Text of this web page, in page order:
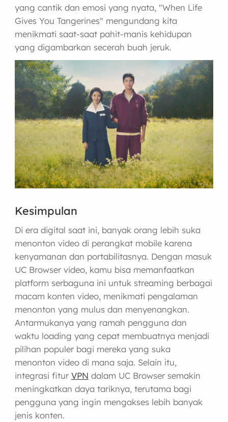
yang cantik dan emosi yang nyata, "When Life
Gives You Tangerines" mengundang kita
menikmati saat-saat pahit-manis kehidupan
yang digambarkan secerah buah jeruk.
Kesimpulan
Di era digital saat ini, banyak orang lebih suka
menonton video di perangkat mobile karena
kenyamanan dan portabilitasnya. Dengan masuk
UC Browser video, kamu bisa memanfaatkan
platform serbaguna ini untuk streaming berbagai
macam konten video, menikmati pengalaman
menonton yang mulus dan menyenangkan.
Antarmukanya yang ramah pengguna dan
waktu loading yang cepat membuatnya menjadi
pilihan populer bagi mereka yang suka
menonton video di mana saja. Selain itu,
integrasi fitur VPN dalam UC Browser semakin
meningkatkan daya tariknya, terutama bagi
pengguna yang ingin mengakses lebih banyak
jenis konten.